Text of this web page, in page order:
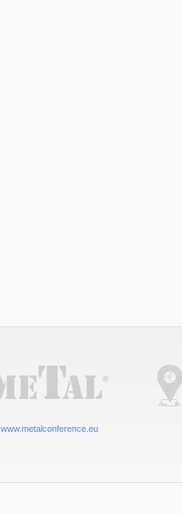
www.metalconference.eu